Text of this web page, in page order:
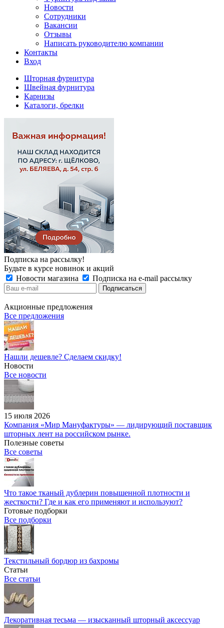
Новости
Сотрудники
Вакансии
Отзывы
Написать руководителю компании
Контакты
Вход
Шторная фурнитура
Швейная фурнитура
Карнизы
Каталоги, брелки
Подписка на рассылку!
Будьте в курсе новинок и акций
Новости магазина
Подписка на e-mail рассылку
Акционные предложения
Все предложения
Нашли дешевле? Сделаем скидку!
Новости
Все новости
15 июля 2026
Компания «Мир Мануфактуры» — лидирующий поставщик
шторных лент на российском рынке.
Полезные советы
Все советы
Что такое тканый дублерин повышенной плотности и
жесткости? Где и как его применяют и используют?
Готовые подборки
Все подборки
Текстильный бордюр из бахромы
Статьи
Все статьи
Декоративная тесьма — изысканный шторный аксессуар